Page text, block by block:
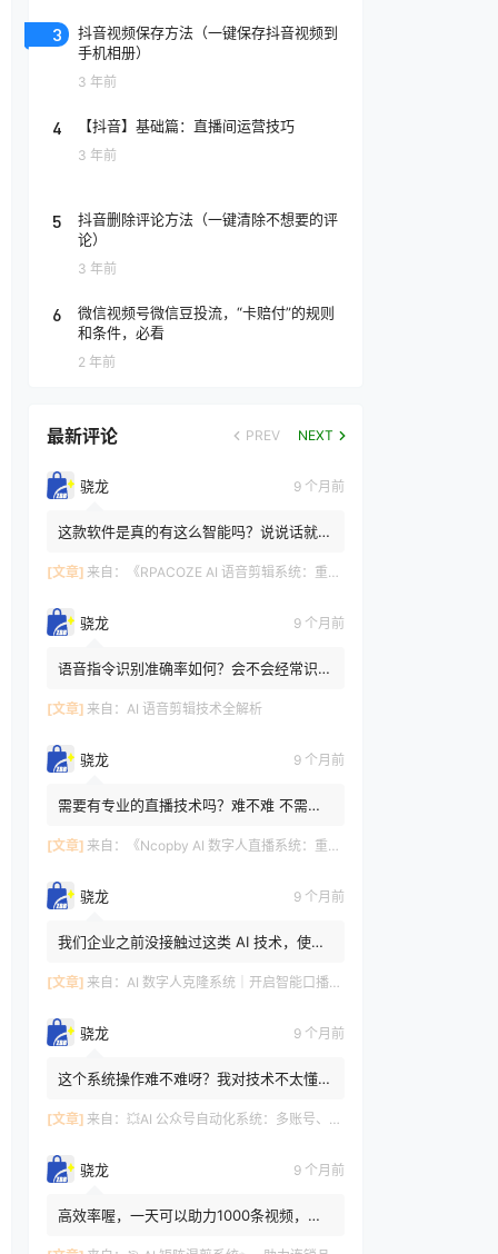
3
抖音视频保存方法（一键保存抖音视频到
手机相册）
3 年前
4 【抖音】基础篇：直播间运营技巧
3 年前
5
抖音删除评论方法（一键清除不想要的评
论）
3 年前
6
微信视频号微信豆投流，“卡赔付”的规则
和条件，必看
2 年前
最新评论 PREV NEXT
骁龙 9 个月前
这款软件是真的有这么智能吗？说说话就能
这些功能是基于前沿 AI ...
[文章] 来自： 《RPACOZE AI 语音剪辑系统：重新定义视频创作的智能革命》
骁龙 9 个月前
语音指令识别准确率如何？会不会经常识别
可达到 98% 以上。像图...
[文章] 来自： AI 语音剪辑技术全解析
骁龙 9 个月前
需要有专业的直播技术吗？难不难 不需要
性化，操作简单易上手。...
[文章] 来自： 《Ncopby AI 数字人直播系统：重构直播生态的一站式智能解决方案》
骁龙 9 个月前
我们企业之前没接触过这类 AI 技术，使用
请技术人员吗？ 😊😎完全...
[文章] 来自： AI 数字人克隆系统｜开启智能口播新世代🔮
骁龙 9 个月前
这个系统操作难不难呀？我对技术不太懂，
的操作界面设计得特别简...
[文章] 来自： 💥AI 公众号自动化系统：多账号、智能创作、全平台发布一站式搞定💥
骁龙 9 个月前
高效率喔，一天可以助力1000条视频，中